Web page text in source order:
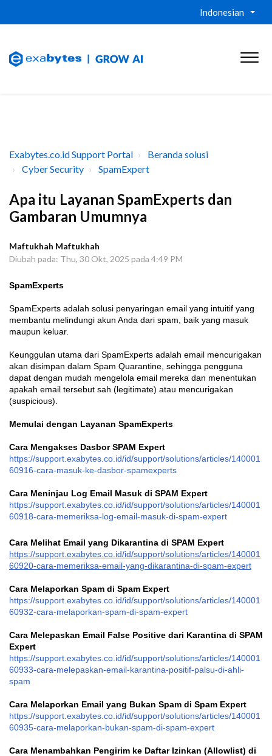
Indonesian
Exabytes.co.id Support Portal
Beranda solusi
Cyber Security
SpamExpert
Apa itu Layanan SpamExperts dan
Gambaran Umumnya
Maftukhah Maftukhah
Diubah pada: Thu, 30 Okt, 2025 pada 4:49 PM
SpamExperts
SpamExperts adalah solusi penyaringan email yang intuitif yang
membantu melindungi akun Anda dari spam, baik yang masuk
maupun keluar.
Keunggulan utama dari SpamExperts adalah email mencurigakan
akan disimpan dalam Spam Quarantine, sehingga pengguna
dapat dengan mudah mengelola email mereka dan menentukan
apakah email tersebut sah (legitimate) atau mencurigakan
(suspicious).
Memulai dengan Layanan SpamExperts
Cara Mengakses Dasbor SPAM Expert
https://support.exabytes.co.id/id/support/solutions/articles/140001
60916-cara-masuk-ke-dasbor-spamexperts
Cara Meninjau Log Email Masuk di SPAM Expert
https://support.exabytes.co.id/id/support/solutions/articles/140001
60918-cara-memeriksa-log-email-masuk-di-spam-expert
Cara Melihat Email yang Dikarantina di SPAM Expert
https://support.exabytes.co.id/id/support/solutions/articles/140001
60920-cara-memeriksa-email-yang-dikarantina-di-spam-expert
Cara Melaporkan Spam di Spam Expert
https://support.exabytes.co.id/id/support/solutions/articles/140001
60932-cara-melaporkan-spam-di-spam-expert
Cara Melepaskan Email False Positive dari Karantina di SPAM
Expert
https://support.exabytes.co.id/id/support/solutions/articles/140001
60933-cara-melepaskan-email-karantina-positif-palsu-di-ahli-
spam
Cara Melaporkan Email yang Bukan Spam di Spam Expert
https://support.exabytes.co.id/id/support/solutions/articles/140001
60935-cara-melaporkan-bukan-spam-di-spam-expert
Cara Menambahkan Pengirim ke Daftar Izinkan (Allowlist) di